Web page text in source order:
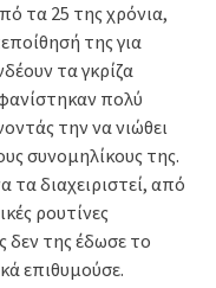
τα 25 της χρόνια,
της για
τα γκρίζα
πολύ
την να νιώθει
συνομηλίκους της.
τα διαχειριστεί, από
ρουτίνες
δεν της έδωσε το
επιθυμούσε.